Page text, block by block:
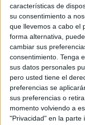
características de
su consentimiento a
que llevemos a cabo el
forma alternativa,
cambiar sus
consentimiento. Tenga
sus datos personales
pero usted tiene el
preferencias se
sus preferencias o
momento volviendo a
"Privacidad" en la parte
ANUNCIANTES
Vueling
souvenirs con IA